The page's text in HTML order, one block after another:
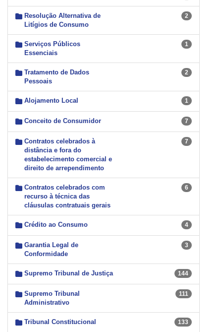
Resolução Alternativa de
Litígios de Consumo
2
Serviços Públicos
Essenciais
1
Tratamento de Dados
Pessoais
2
Alojamento Local 1
Conceito de Consumidor 7
Contratos celebrados à
distância e fora do
estabelecimento comercial e
direito de arrependimento
7
Contratos celebrados com
recurso à técnica das
cláusulas contratuais gerais
6
Crédito ao Consumo 4
Garantia Legal de
Conformidade
3
Supremo Tribunal de Justiça 144
Supremo Tribunal
Administrativo
111
Tribunal Constitucional 133